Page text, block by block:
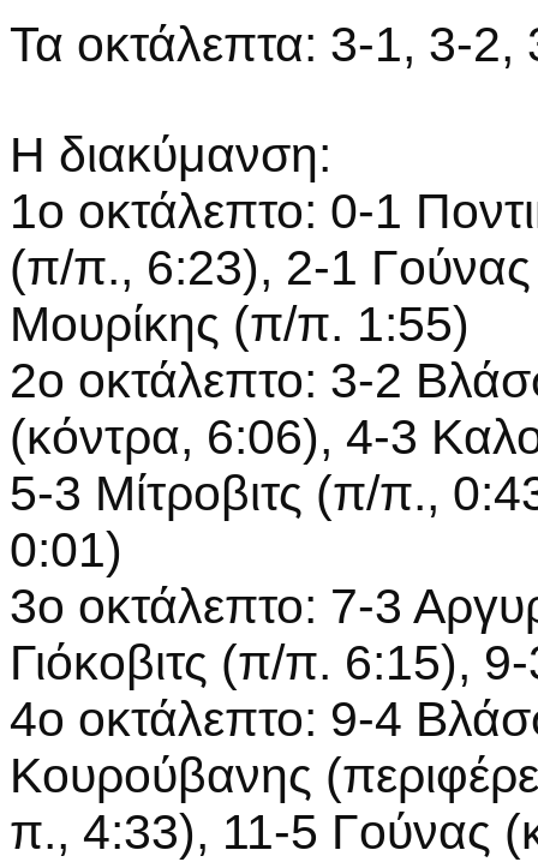
Τα οκτάλεπτα: 3-1, 3-2,
Η διακύμανση:
1ο οκτάλεπτο: 0-1
(π/π., 6:23), 2-1 Γούνας
Mουρίκης (π/π. 1:55)
2ο οκτάλεπτο: 3-2
(κόντρα, 6:06), 4-3
5-3 Μίτροβιτς (π/π.,
0:01)
3ο οκτάλεπτο: 7-3
Γιόκοβιτς (π/π. 6:15),
4ο οκτάλεπτο: 9-4
Κουρούβανης
π., 4:33), 11-5 Γούνας